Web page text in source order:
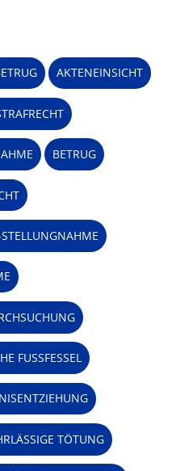
AKTENEINSICHT
BETRUG
FUSSFESSEL
TÖTUNG